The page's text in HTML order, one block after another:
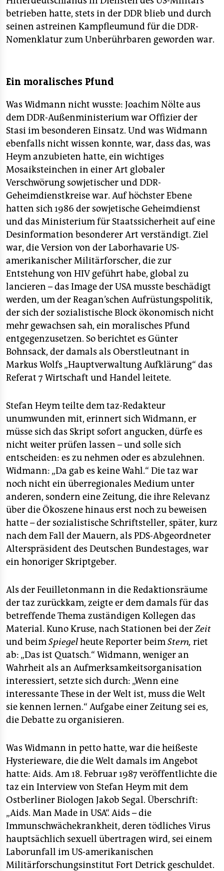
betrieben hatte, stets in der DDR blieb und durch
seinen astreinen Kampfleumund für die DDR-
Nomenklatur zum Unberührbaren geworden war.
Ein moralisches Pfund
Was Widmann nicht wusste: Joachim Nölte aus
dem DDR-Außenministerium war Offizier der
Stasi im besonderen Einsatz. Und was Widmann
ebenfalls nicht wissen konnte, war, dass das, was
Heym anzubieten hatte, ein wichtiges
Mosaiksteinchen in einer Art globaler
Verschwörung sowjetischer und DDR-
Geheimdienstkreise war. Auf höchster Ebene
hatten sich 1986 der sowjetische Geheimdienst
und das Ministerium für Staatssicherheit auf eine
Desinformation besonderer Art verständigt. Ziel
war, die Version von der Laborhavarie US-
amerikanischer Militärforscher, die zur
Entstehung von HIV geführt habe, global zu
lancieren – das Image der USA musste beschädigt
werden, um der Reagan’schen Aufrüstungspolitik,
der sich der sozialistische Block ökonomisch nicht
mehr gewachsen sah, ein moralisches Pfund
entgegenzusetzen. So berichtet es Günter
Bohnsack, der damals als Oberstleutnant in
Markus Wolfs „Hauptverwaltung Aufklärung“ das
Referat 7 Wirtschaft und Handel leitete.
Stefan Heym teilte dem taz-Redakteur
unumwunden mit, erinnert sich Widmann, er
müsse sich das Skript sofort angucken, dürfe es
nicht weiter prüfen lassen – und solle sich
entscheiden: es zu nehmen oder es abzulehnen.
Widmann: „Da gab es keine Wahl.“ Die taz war
noch nicht ein überregionales Medium unter
anderen, sondern eine Zeitung, die ihre Relevanz
über die Ökoszene hinaus erst noch zu beweisen
hatte – der sozialistische Schriftsteller, später, kurz
nach dem Fall der Mauern, als PDS-Abgeordneter
Alterspräsident des Deutschen Bundestages, war
ein honoriger Skriptgeber.
Als der Feuilletonmann in die Redaktionsräume
der taz zurückkam, zeigte er dem damals für das
betreffende Thema zuständigen Kollegen das
Material. Kuno Kruse, nach Stationen bei derZeit
und beimSpiegelheute Reporter beimStern, riet
ab: „Das ist Quatsch.“ Widmann, weniger an
Wahrheit als an Aufmerksamkeitsorganisation
interessiert, setzte sich durch: „Wenn eine
interessante These in der Welt ist, muss die Welt
sie kennen lernen.“ Aufgabe einer Zeitung sei es,
die Debatte zu organisieren.
Was Widmann in petto hatte, war die heißeste
Hysterieware, die die Welt damals im Angebot
hatte: Aids. Am 18. Februar 1987 veröffentlichte die
taz ein Interview von Stefan Heym mit dem
Ostberliner Biologen Jakob Segal. Überschrift:
„Aids. Man Made in USA“. Aids – die
Immunschwächekrankheit, deren tödliches Virus
hauptsächlich sexuell übertragen wird, sei einem
Laborunfall im US-amerikanischen
Militärforschungsinstitut Fort Detrick geschuldet.